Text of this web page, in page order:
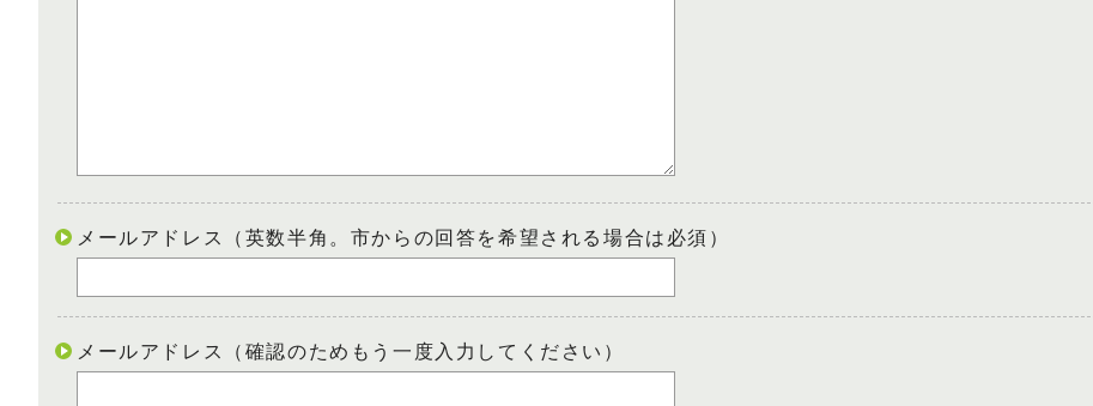
メールアドレス（英数半角。市からの回答を希望される場合は必須）
メールアドレス（確認のためもう一度入力してください）